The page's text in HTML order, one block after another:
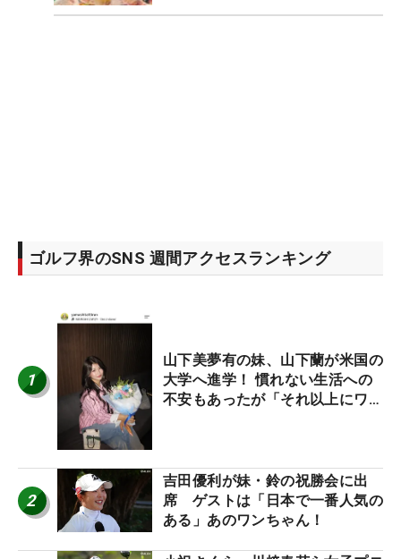
ゴルフ界のSNS 週間アクセスランキング
1
山下美夢有の妹、山下蘭が米国の
大学へ進学！ 慣れない生活への
不安もあったが「それ以上にワク
2
吉田優利が妹・鈴の祝勝会に出
席 ゲストは「日本で一番人気の
ある」あのワンちゃん！